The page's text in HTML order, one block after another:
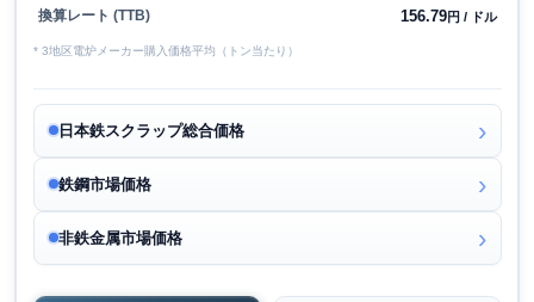
換算レート (TTB) 156.79円 / ドル
* 3地区電炉メーカー購入価格平均（トン当たり）
日本鉄スクラップ総合価格
鉄鋼市場価格
非鉄金属市場価格